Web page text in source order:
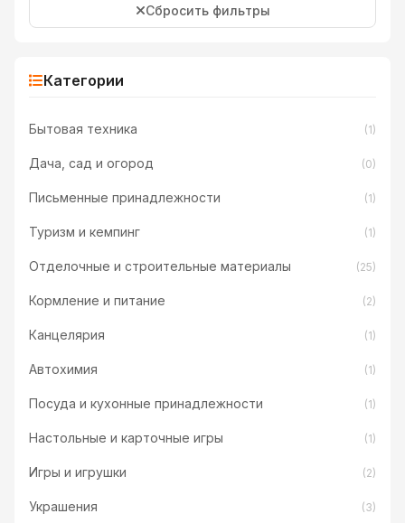
Сбросить фильтры
Категории
Бытовая техника (1)
Дача, сад и огород (0)
Письменные принадлежности (1)
Туризм и кемпинг (1)
Отделочные и строительные материалы (25)
Кормление и питание (2)
Канцелярия (1)
Автохимия (1)
Посуда и кухонные принадлежности (1)
Настольные и карточные игры (1)
Игры и игрушки (2)
Украшения (3)